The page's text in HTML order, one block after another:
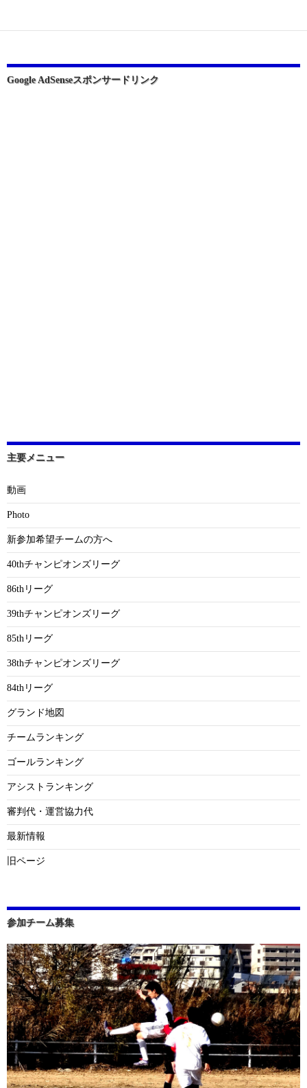
シ
ョ
ン
Google AdSenseスポンサードリンク
主要メニュー
動画
Photo
新参加希望チームの方へ
40thチャンピオンズリーグ
86thリーグ
39thチャンピオンズリーグ
85thリーグ
38thチャンピオンズリーグ
84thリーグ
グランド地図
チームランキング
ゴールランキング
アシストランキング
審判代・運営協力代
最新情報
旧ページ
参加チーム募集